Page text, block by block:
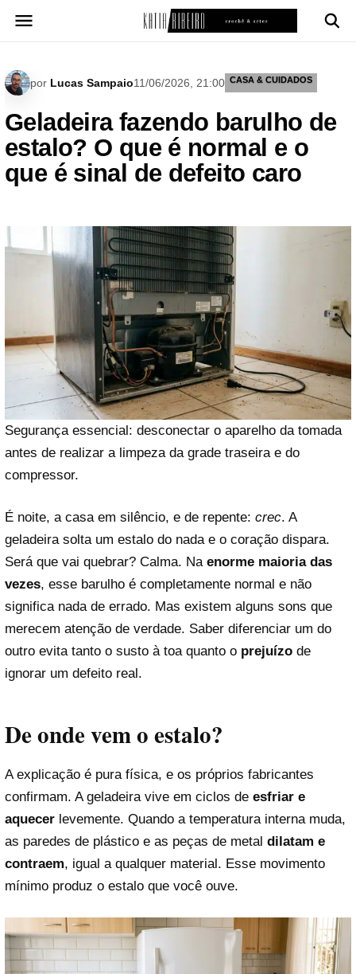
para
por Lucas Sampaio11/06/2026, 21:00 CASA & CUIDADOS
Geladeira fazendo barulho de
estalo? O que é normal e o
que é sinal de defeito caro
Segurança essencial: desconectar o aparelho da tomada
antes de realizar a limpeza da grade traseira e do
compressor.
É noite, a casa em silêncio, e de repente: crec. A
geladeira solta um estalo do nada e o coração dispara.
Será que vai quebrar? Calma. Na enorme maioria das
vezes, esse barulho é completamente normal e não
significa nada de errado. Mas existem alguns sons que
merecem atenção de verdade. Saber diferenciar um do
outro evita tanto o susto à toa quanto o prejuízo de
ignorar um defeito real.
De onde vem o estalo?
A explicação é pura física, e os próprios fabricantes
confirmam. A geladeira vive em ciclos de esfriar e
aquecer levemente. Quando a temperatura interna muda,
as paredes de plástico e as peças de metal dilatam e
contraem, igual a qualquer material. Esse movimento
mínimo produz o estalo que você ouve.